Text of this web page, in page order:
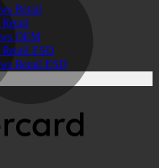
Retail
OEM
ESD
Retail ESD